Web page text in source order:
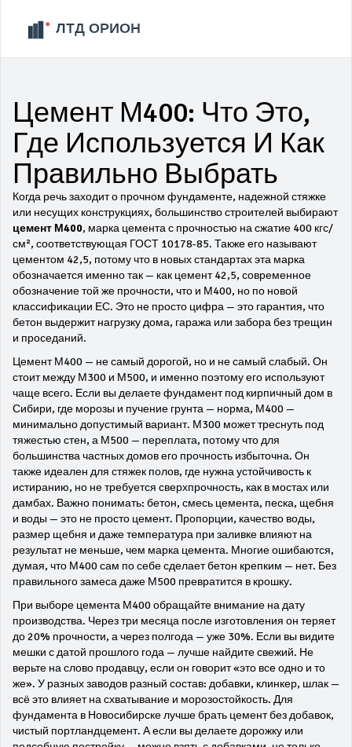
Цемент М400: Что Это,
Где Используется И Как
Правильно Выбрать
Когда речь заходит о прочном фундаменте, надежной стяжке
или несущих конструкциях, большинство строителей выбирают
цемент М400, марка цемента с прочностью на сжатие 400 кгс/
см², соответствующая ГОСТ 10178-85. Также его называют
цементом 42,5, потому что в новых стандартах эта марка
обозначается именно так — как цемент 42,5, современное
обозначение той же прочности, что и М400, но по новой
классификации ЕС. Это не просто цифра — это гарантия, что
бетон выдержит нагрузку дома, гаража или забора без трещин
и проседаний.
Цемент М400 — не самый дорогой, но и не самый слабый. Он
стоит между М300 и М500, и именно поэтому его используют
чаще всего. Если вы делаете фундамент под кирпичный дом в
Сибири, где морозы и пучение грунта — норма, М400 —
минимально допустимый вариант. М300 может треснуть под
тяжестью стен, а М500 — переплата, потому что для
большинства частных домов его прочность избыточна. Он
также идеален для стяжек полов, где нужна устойчивость к
истиранию, но не требуется сверхпрочность, как в мостах или
дамбах. Важно понимать: бетон, смесь цемента, песка, щебня
и воды — это не просто цемент. Пропорции, качество воды,
размер щебня и даже температура при заливке влияют на
результат не меньше, чем марка цемента. Многие ошибаются,
думая, что М400 сам по себе сделает бетон крепким — нет. Без
правильного замеса даже М500 превратится в крошку.
При выборе цемента М400 обращайте внимание на дату
производства. Через три месяца после изготовления он теряет
до 20% прочности, а через полгода — уже 30%. Если вы видите
мешки с датой прошлого года — лучше найдите свежий. Не
верьте на слово продавцу, если он говорит «это все одно и то
же». У разных заводов разный состав: добавки, клинкер, шлак —
всё это влияет на схватывание и морозостойкость. Для
фундамента в Новосибирске лучше брать цемент без добавок,
чистый портландцемент. А если вы делаете дорожку или